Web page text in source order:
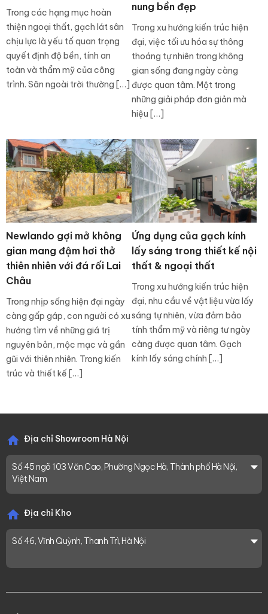
Trong các hạng mục hoàn
thiện ngoại thất, gạch lát sân
chịu lực là yếu tố quan trọng
quyết định độ bền, tính an
toàn và thẩm mỹ của công
trình. Sân ngoài trời thường […]
nung bền đẹp
Trong xu hướng kiến trúc hiện
đại, việc tối ưu hóa sự thông
thoáng tự nhiên trong không
gian sống đang ngày càng
được quan tâm. Một trong
những giải pháp đơn giản mà
hiệu […]
Newlando gợi mở không
gian mang đậm hơi thở
thiên nhiên với đá rối Lai
Châu
Trong nhịp sống hiện đại ngày
càng gấp gáp, con người có xu
hướng tìm về những giá trị
nguyên bản, mộc mạc và gần
gũi với thiên nhiên. Trong kiến
trúc và thiết kế […]
Ứng dụng của gạch kính
lấy sáng trong thiết kế nội
thất & ngoại thất
Trong xu hướng kiến trúc hiện
đại, nhu cầu về vật liệu vừa lấy
sáng tự nhiên, vừa đảm bảo
tính thẩm mỹ và riêng tư ngày
càng được quan tâm. Gạch
kính lấy sáng chính […]
Địa chỉ Showroom Hà Nội
Số 45 ngõ 103 Văn Cao, Phường Ngọc Hà, Thành phố Hà Nội,
Việt Nam
Địa chỉ Kho
Số 46, Vĩnh Quỳnh, Thanh Trì, Hà Nội